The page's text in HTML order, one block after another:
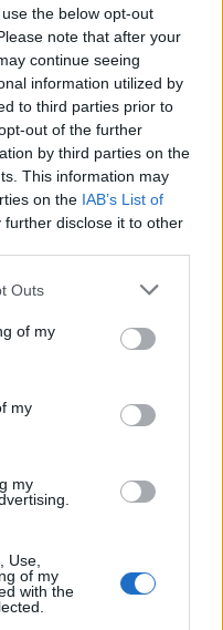
the below opt-out
note that after your
continue seeing
information utilized by
to third parties prior to
out of the further
by third parties on the
This information may
on the IAB’s List of
further disclose it to other
one or more Google
You may click to
its third-party tags to
in below Google
Outs
of my
my
my
Use,
of my
with the
documenti
dopo una
agli atti; è redattrice
feature
fact-checking
nascita, tiene un
di contratti pubblici